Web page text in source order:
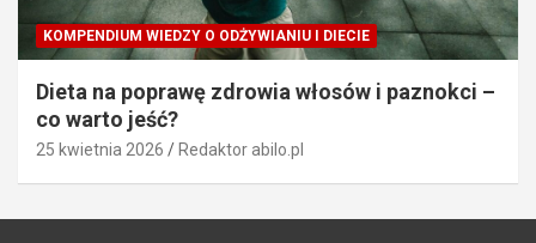
KOMPENDIUM WIEDZY O ODŻYWIANIU I DIECIE
Dieta na poprawę zdrowia włosów i paznokci –
co warto jeść?
25 kwietnia 2026 Redaktor abilo.pl